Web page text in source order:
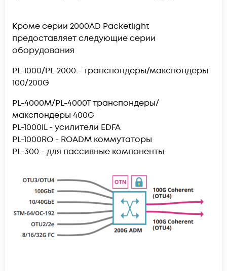
Кроме серии 2000AD Packetlight
предоставляет следующие серии
оборудования
PL-1000/PL-2000 - транспондеры/макспондеры
100/200G
PL-4000M/PL-4000T транспондеры/
макспондеры 400G
PL-1000IL - усилители EDFA
PL-1000RO - ROADM коммутаторы
PL-300 - для пассивные компоненты